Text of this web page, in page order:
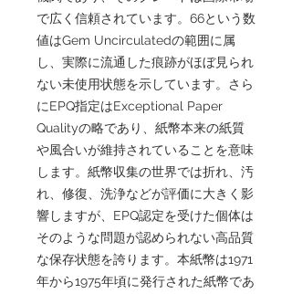
で広く信頼されています。66という数
値はGem Uncirculatedの範囲に属
し、実際に流通した痕跡がほぼ見られ
ない未使用状態を示しています。さら
にEPQ指定はExceptional Paper
Qualityの略であり、紙幣本来の紙質
や風合いが維持されていることを意味
します。紙幣収集の世界では折れ、汚
れ、修復、洗浄などが評価に大きく影
響しますが、EPQ認定を受けた個体は
そのような問題が認められない高品質
な保存状態を誇ります。本紙幣は1971
年から1975年頃に発行された紙幣であ